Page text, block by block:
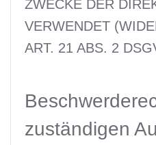
ZWECKE DER
VERWENDET
ART. 21 ABS. 2
zuständigen